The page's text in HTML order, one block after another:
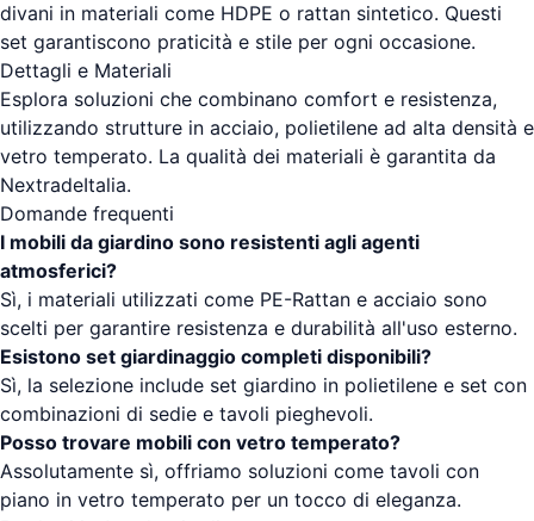
divani in materiali come HDPE o rattan sintetico. Questi
set garantiscono praticità e stile per ogni occasione.
Dettagli e Materiali
Esplora soluzioni che combinano comfort e resistenza,
utilizzando strutture in acciaio, polietilene ad alta densità e
vetro temperato. La qualità dei materiali è garantita da
NextradeItalia.
Domande frequenti
I mobili da giardino sono resistenti agli agenti
atmosferici?
Sì, i materiali utilizzati come PE-Rattan e acciaio sono
scelti per garantire resistenza e durabilità all'uso esterno.
Esistono set giardinaggio completi disponibili?
Sì, la selezione include set giardino in polietilene e set con
combinazioni di sedie e tavoli pieghevoli.
Posso trovare mobili con vetro temperato?
Assolutamente sì, offriamo soluzioni come tavoli con
piano in vetro temperato per un tocco di eleganza.